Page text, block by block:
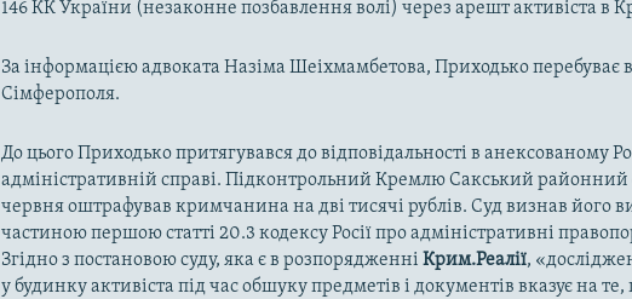
146 КК України (незаконне позбавлення волі) через арешт активіста в
За інформацією адвоката Назіма Шеіхмамбетова, Приходько перебуває
Сімферополя.
До цього Приходько притягувався до відповідальності в анексованому
адміністративній справі. Підконтрольний Кремлю Сакський районний
червня оштрафував кримчанина на дві тисячі рублів. Суд визнав його
частиною першою статті 20.3 кодексу Росії про адміністративні
Згідно з постановою суду, яка є в розпорядженніКрим.Реалії,
у будинку активіста під час обшуку предметів і документів вказує на